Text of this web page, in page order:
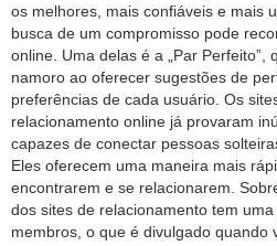
os melhores, mais confiáveis e mais
busca de um compromisso pode
online. Uma delas é a „Par Perfeito”,
namoro ao oferecer sugestões de
preferências de cada usuário. Os
relacionamento online já provaram
capazes de conectar pessoas
Eles oferecem uma maneira mais
encontrarem e se relacionarem.
dos sites de relacionamento tem
membros, o que é divulgado quando